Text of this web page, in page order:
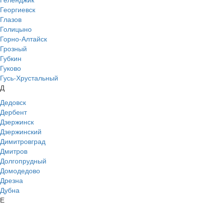
Георгиевск
Глазов
Голицыно
Горно-Алтайск
Грозный
Губкин
Гуково
Гусь-Хрустальный
Д
Дедовск
Дербент
Дзержинск
Дзержинский
Димитровград
Дмитров
Долгопрудный
Домодедово
Дрезна
Дубна
Е